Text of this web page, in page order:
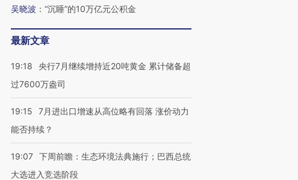
吴晓波 ： “沉睡”的10万亿元公积金
最新文章
19:18
央行7月继续增持近20吨黄金 累计储备超
过7600万盎司
19:15
7月进出口增速从高位略有回落 涨价动力
能否持续？
19:07 下周前瞻：生态环境法典施行；巴西总统
大选进入竞选阶段